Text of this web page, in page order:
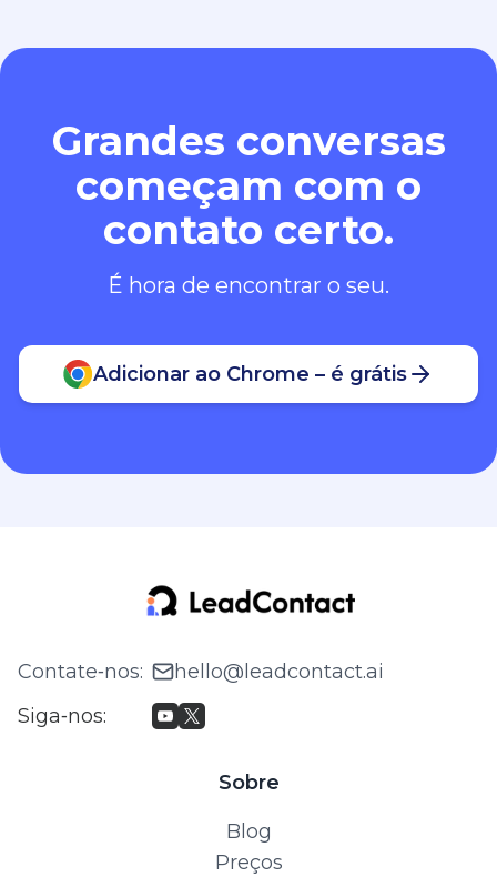
Grandes conversas
começam com o
contato certo.
É hora de encontrar o seu.
Adicionar ao Chrome – é grátis
Contate‑nos:
hello@leadcontact.ai
Siga‑nos:
Sobre
Blog
Preços